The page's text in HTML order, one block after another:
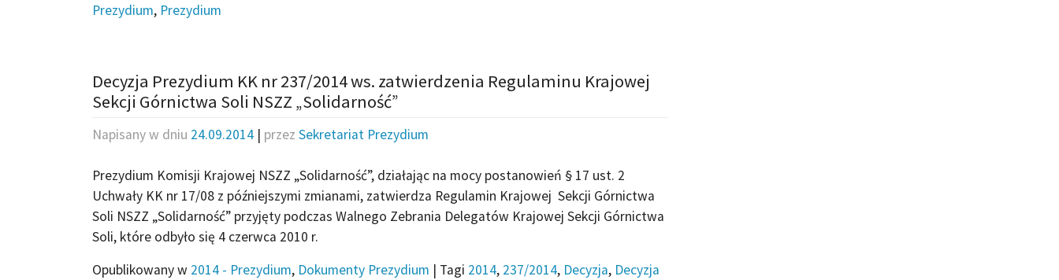
Prezydium, Prezydium
Decyzja Prezydium KK nr 237/2014 ws. zatwierdzenia Regulaminu Krajowej
Sekcji Górnictwa Soli NSZZ „Solidarność”
Napisany w dniu 24.09.2014 | przez Sekretariat Prezydium
Prezydium Komisji Krajowej NSZZ „Solidarność”, działając na mocy postanowień § 17 ust. 2
Uchwały KK nr 17/08 z późniejszymi zmianami, zatwierdza Regulamin Krajowej Sekcji Górnictwa
Soli NSZZ „Solidarność” przyjęty podczas Walnego Zebrania Delegatów Krajowej Sekcji Górnictwa
Soli, które odbyło się 4 czerwca 2010 r.
Opublikowany w 2014 - Prezydium, Dokumenty Prezydium | Tagi 2014, 237/2014, Decyzja, Decyzja